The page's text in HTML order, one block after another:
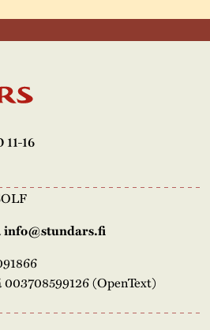
11-16
info@stundars.fi
(OpenText)